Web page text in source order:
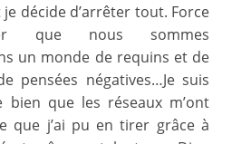
je décide d’arrêter tout. Force
que nous sommes
un monde de requins et de
pensées négatives…Je suis
que les réseaux m’ont
que j’ai pu en tirer grâce à